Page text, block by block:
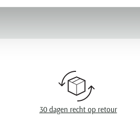
30 dagen recht op retour